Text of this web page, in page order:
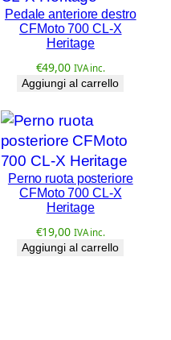
Pedale anteriore destro
CFMoto 700 CL-X
Heritage
€49,00 IVA inc.
Aggiungi al carrello
Perno ruota posteriore
CFMoto 700 CL-X
Heritage
€19,00 IVA inc.
Aggiungi al carrello